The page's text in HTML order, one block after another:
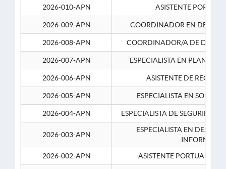
2026-010-APN
ASISTENTE
2026-009-APN COORDINADOR EN
2026-008-APN COORDINADOR/A DE
2026-007-APN ESPECIALISTA EN
2026-006-APN ASISTENTE DE
2026-005-APN ESPECIALISTA EN
2026-004-APN ESPECIALISTA DE SEGURIDAD
2026-003-APN
ESPECIALISTA EN
2026-002-APN
ASISTENTE PORTUARIO 2-